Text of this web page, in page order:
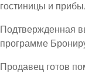
гостиницы и
Подтвержденная
программе
Продавец готов